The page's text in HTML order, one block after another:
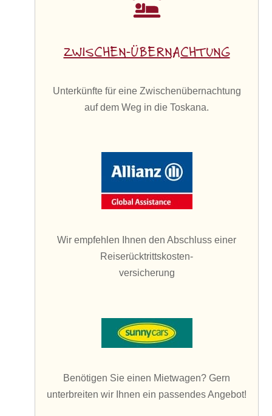
ZWISCHEN-ÜBERNACHTUNG
Unterkünfte für eine Zwischenübernachtung
auf dem Weg in die Toskana.
Wir empfehlen Ihnen den Abschluss einer
Reiserücktrittskosten-
versicherung
Benötigen Sie einen Mietwagen? Gern
unterbreiten wir Ihnen ein passendes Angebot!